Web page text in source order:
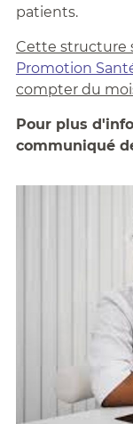
patients.
Cette structure
Promotion
compter du
Pour plus
communiqué